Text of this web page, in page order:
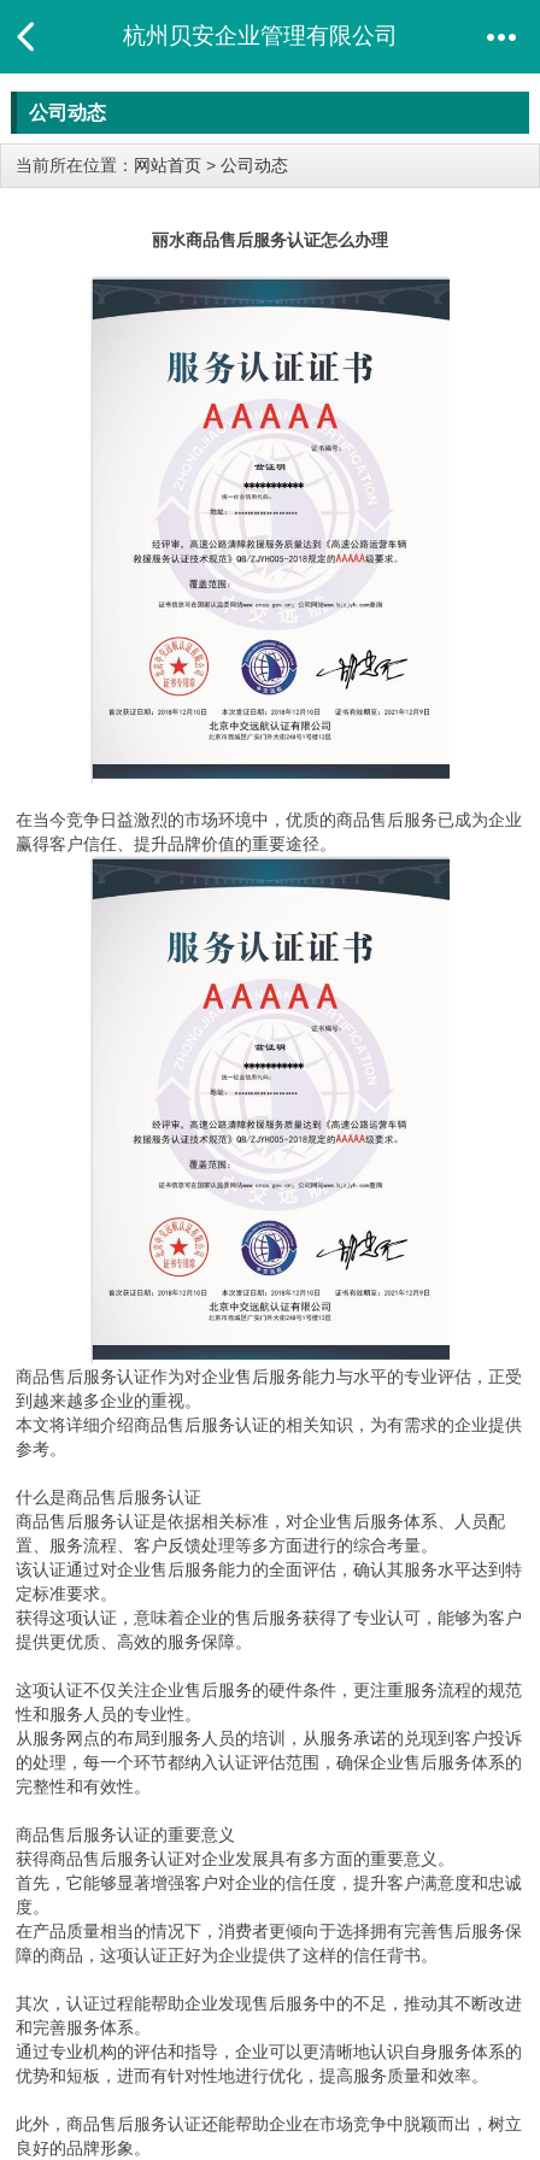
杭州贝安企业管理有限公司
公司动态
当前所在位置： 网站首页 > 公司动态
丽水商品售后服务认证怎么办理
在当今竞争日益激烈的市场环境中，优质的商品售后服务已成为企业
赢得客户信任、提升品牌价值的重要途径。
商品售后服务认证作为对企业售后服务能力与水平的专业评估，正受
到越来越多企业的重视。
本文将详细介绍商品售后服务认证的相关知识，为有需求的企业提供
参考。
什么是商品售后服务认证
商品售后服务认证是依据相关标准，对企业售后服务体系、人员配
置、服务流程、客户反馈处理等多方面进行的综合考量。
该认证通过对企业售后服务能力的全面评估，确认其服务水平达到特
定标准要求。
获得这项认证，意味着企业的售后服务获得了专业认可，能够为客户
提供更优质、高效的服务保障。
这项认证不仅关注企业售后服务的硬件条件，更注重服务流程的规范
性和服务人员的专业性。
从服务网点的布局到服务人员的培训，从服务承诺的兑现到客户投诉
的处理，每一个环节都纳入认证评估范围，确保企业售后服务体系的
完整性和有效性。
商品售后服务认证的重要意义
获得商品售后服务认证对企业发展具有多方面的重要意义。
首先，它能够显著增强客户对企业的信任度，提升客户满意度和忠诚
度。
在产品质量相当的情况下，消费者更倾向于选择拥有完善售后服务保
障的商品，这项认证正好为企业提供了这样的信任背书。
其次，认证过程能帮助企业发现售后服务中的不足，推动其不断改进
和完善服务体系。
通过专业机构的评估和指导，企业可以更清晰地认识自身服务体系的
优势和短板，进而有针对性地进行优化，提高服务质量和效率。
此外，商品售后服务认证还能帮助企业在市场竞争中脱颖而出，树立
良好的品牌形象。